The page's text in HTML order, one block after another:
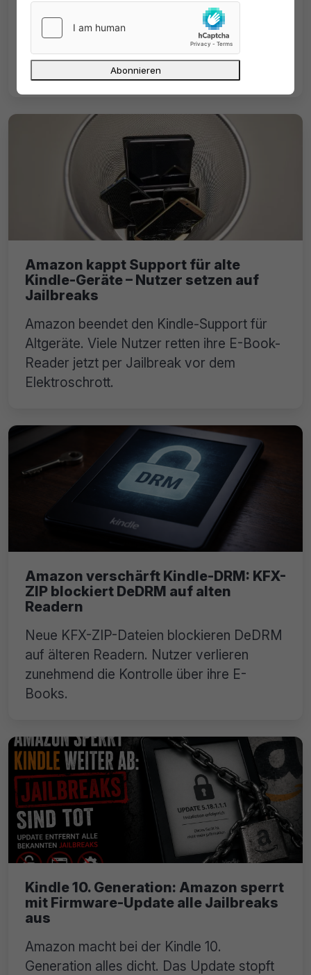
Amazon führt „Prime Video Ultra“ ein:
Werbefreies Streaming kostet künftig 4,99
$. 4K-Streaming gibt es damit nur noch im
Premium-Abo.
Amazon kappt Support für alte
Kindle-Geräte – Nutzer setzen auf
Jailbreaks
Amazon beendet den Kindle-Support für
Altgeräte. Viele Nutzer retten ihre E-Book-
Reader jetzt per Jailbreak vor dem
Elektroschrott.
Amazon verschärft Kindle-DRM: KFX-
ZIP blockiert DeDRM auf alten
Readern
Neue KFX-ZIP-Dateien blockieren DeDRM
auf älteren Readern. Nutzer verlieren
zunehmend die Kontrolle über ihre E-
Books.
Kindle 10. Generation: Amazon sperrt
mit Firmware-Update alle Jailbreaks
aus
Amazon macht bei der Kindle 10.
Generation alles dicht. Das Update stopft